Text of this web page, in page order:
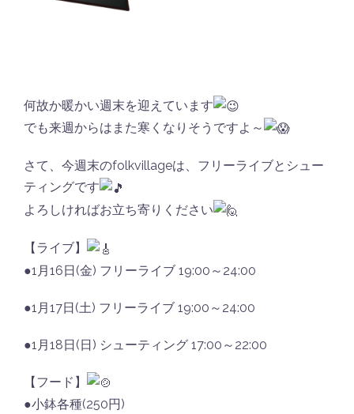
何故か暖かい週末を迎えています
でも来週からはまた寒くなりそうですよ～
さて、今週末のfolkvillageは、フリーライブとシュー
ティングです
よろしければお立ち寄りください
【ライブ】
●1月16日(金) フリーライブ 19:00～24:00
●1月17日(土) フリーライブ 19:00～24:00
●1月18日(日) シューティング 17:00～22:00
【フード】
●小鉢各種(250円)